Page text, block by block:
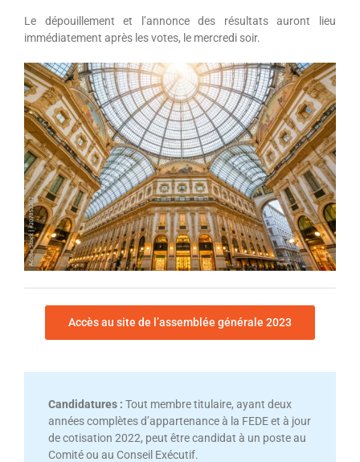
Le dépouillement et l’annonce des résultats auront lieu
immédiatement après les votes, le mercredi soir.
Accès au site de l’assemblée générale 2023
Candidatures : Tout membre titulaire, ayant deux
années complètes d’appartenance à la FEDE et à jour
de cotisation 2022, peut être candidat à un poste au
Comité ou au Conseil Exécutif.